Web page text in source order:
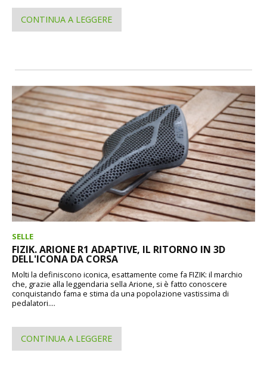
CONTINUA A LEGGERE
SELLE
FIZIK. ARIONE R1 ADAPTIVE, IL RITORNO IN 3D
DELL'ICONA DA CORSA
Molti la definiscono iconica, esattamente come fa FIZIK: il marchio
che, grazie alla leggendaria sella Arione, si è fatto conoscere
conquistando fama e stima da una popolazione vastissima di
pedalatori....
CONTINUA A LEGGERE